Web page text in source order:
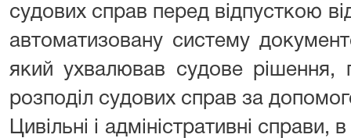
судових справ перед відпусткою
автоматизовану систему
який ухвалював судове рішення,
розподіл судових справ за
Цивільні і адміністративні